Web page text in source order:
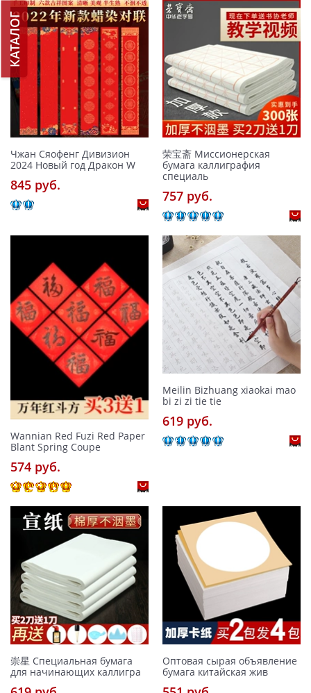
КАТАЛОГ
Чжан Сяофенг Дивизион
2024 Новый год Дракон W
845 pуб.
荣宝斋 Миссионерская
бумага каллиграфия
специаль
757 pуб.
Wannian Red Fuzi Red Paper
Blant Spring Coupe
574 pуб.
Meilin Bizhuang xiaokai mao
bi zi zi tie tie
619 pуб.
崇星 Специальная бумага
для начинающих каллигра
Оптовая сырая объявление
бумага китайская жив